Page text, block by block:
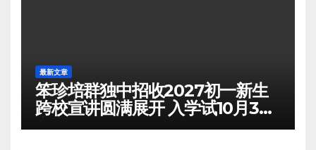
最新文章
笨珍培群独中招收2027初一新生
跨校宣讲圆满展开 入学试10月3日
举行